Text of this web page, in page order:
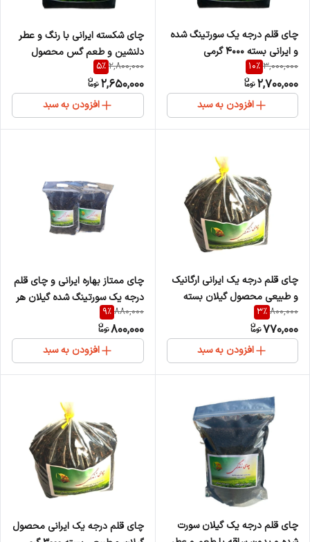
چای قلم درجه یک سورتینگ شده
و ایرانی بسته 4000 گرمی
3,000,000
10%
2,700,000
افزودن به سبد
چای شکسته ایرانی با رنگ و عطر
دلنشین و طعم گس محصول
گیلان بسته 4000گرمی
2,800,000
5%
2,650,000
افزودن به سبد
چای قلم درجه یک ایرانی ارگانیک
و طبیعی محصول گیلان بسته
۱۰۰۰ گرم
800,000
3%
770,000
افزودن به سبد
چای ممتاز بهاره ایرانی و چای قلم
درجه یک سورتینگ شده گیلان هر
یک 400 گرم
880,000
9%
800,000
افزودن به سبد
چای قلم درجه یک گیلان سورت
چای قلم درجه یک ایرانی محصول